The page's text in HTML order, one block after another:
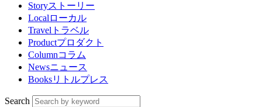
Storyストーリー
Localローカル
Travel トラベル
Productプロダクト
Columnコラム
Newsニュース
Booksリトルプレス
Search